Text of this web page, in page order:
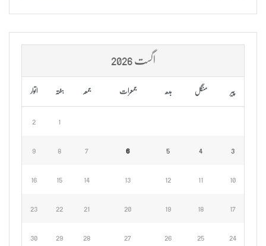
اگست 2026
پیر منگل بدھ جمعرات جمعہ ہفتہ اتوار
1
2
3
4
5
6
7
8
9
10
11
12
13
14
15
16
17
18
19
20
21
22
23
24
25
26
27
28
29
30